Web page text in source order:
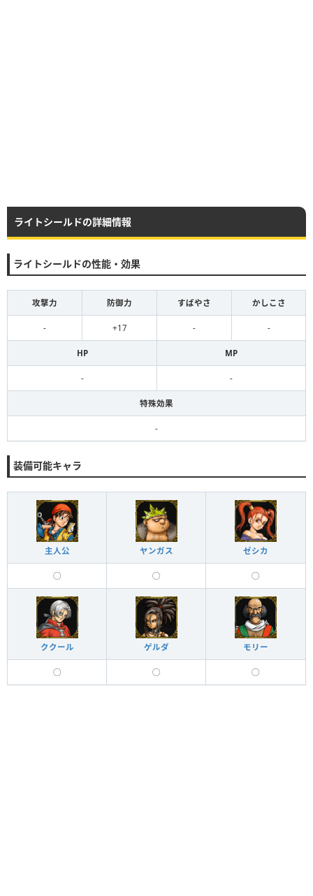
ライトシールドの詳細情報
ライトシールドの性能・効果
攻撃力 防御力 すばやさ かしこさ
- +17 - -
HP MP
- -
特殊効果
-
装備可能キャラ
主人公 ヤンガス ゼシカ
◯ ◯ ◯
ククール ゲルダ モリー
◯ ◯ ◯